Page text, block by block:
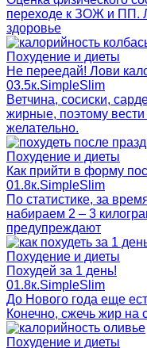
переходе к ЗОЖ и ПП.
здоровье
Похудение и диеты
Не переедай! Лови
03.5к.SimpleSlim
Ветчина, сосиски,
жирные, поэтому вести
желательно.
Похудение и диеты
Как прийти в форму
01.8к.SimpleSlim
По статистике, за
набираем 2 – 3
предупреждают
Похудение и диеты
Похудей за 1 день!
01.8к.SimpleSlim
До Нового года еще
Конечно, сжечь жир на
Похудение и диеты